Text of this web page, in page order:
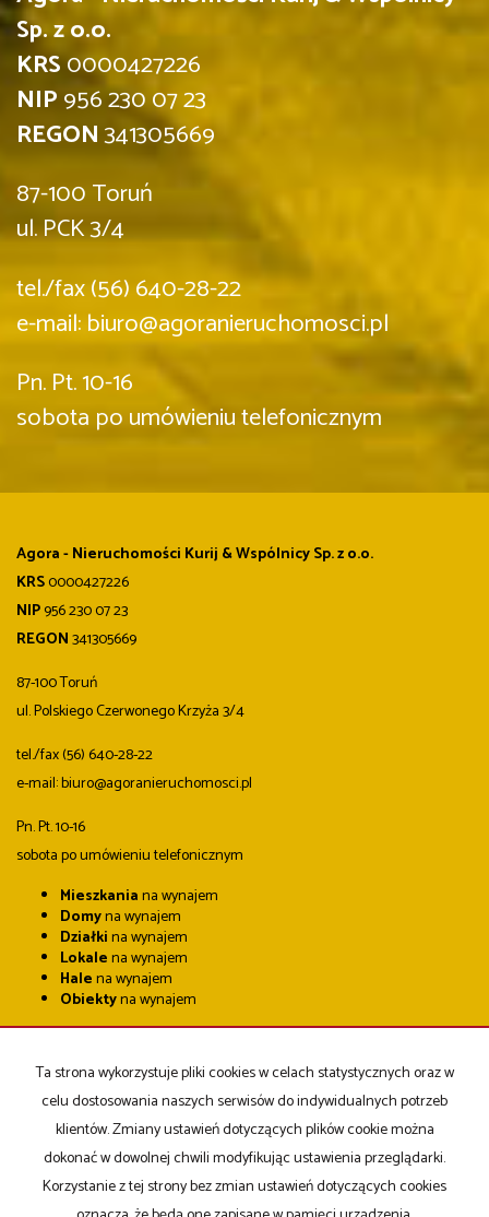
Sp. z o.o.
KRS0000427226
NIP956 230 07 23
REGON341305669
87-100 Toruń
ul. PCK 3/4
tel./fax (56) 640-28-22
e-mail: biuro@agoranieruchomosci.pl
Pn. Pt. 10-16
sobota po umówieniu telefonicznym
Agora - Nieruchomości Kurij & Wspólnicy Sp. z o.o.
KRS0000427226
NIP956 230 07 23
REGON341305669
87-100 Toruń
ul. Polskiego Czerwonego Krzyża 3/4
tel./fax (56) 640-28-22
e-mail: biuro@agoranieruchomosci.pl
Pn. Pt. 10-16
sobota po umówieniu telefonicznym
Mieszkaniana wynajem
Domyna wynajem
Działkina wynajem
Lokalena wynajem
Halena wynajem
Obiektyna wynajem
Mieszkaniana sprzedaż
Działkina sprzedaż
Lokalena sprzedaż
Hale na sprzedaż
Obiektyna sprzedaż
Strona główna notatnik Kup Sprzedaj Kontakt
Ta strona wykorzystuje pliki cookies w celach statystycznych oraz w
celu dostosowania naszych serwisów do indywidualnych potrzeb
klientów. Zmiany ustawień dotyczących plików cookie można
dokonać w dowolnej chwili modyfikując ustawienia przeglądarki.
Korzystanie z tej strony bez zmian ustawień dotyczących cookies